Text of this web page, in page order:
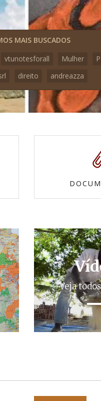
MAIS BUSCADOS
vtunotesforall Mulher
direito andreazza
Veja